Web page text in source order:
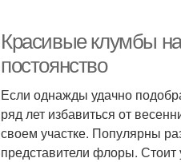
Красивые клумбы
постоянство
Если однажды удачно
ряд лет избавиться от
своем участке. Популярны
представители флоры.